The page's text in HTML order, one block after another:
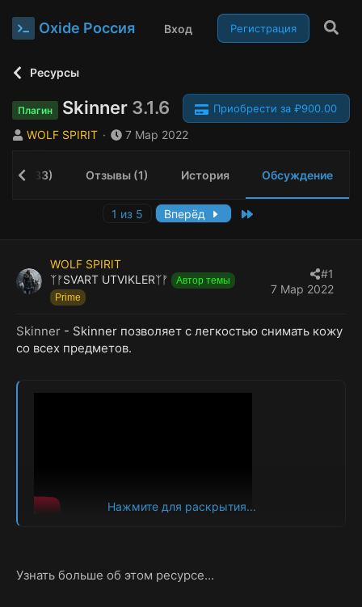
Oxide Россия Вход Регистрация
Ресурсы
Плагин Skinner 3.1.6 Приобрести за ₽900.00
А
WOLF SPIRIT
Д
а
а
а
7 Мар 2022
(33) Отзывы (1) История Обсуждение
1 из 5 Вперёд
WOLF SPIRIT
ᛉᚠSVART UTVIKLERᛉᚠ
Автор темы
Prime
7 Мар 2022
#1
Skinner - Skinner позволяет с легкостью снимать кожу
со всех предметов.
Skinner позволяет с легкостью снимать кожу со
Нажмите для раскрытия...
Узнать больше об этом ресурсе...